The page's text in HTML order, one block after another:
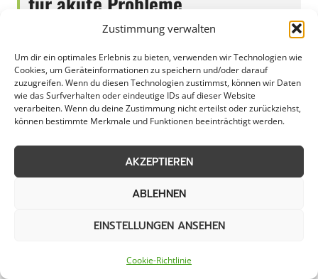
Zustimmung verwalten
Um dir ein optimales Erlebnis zu bieten, verwenden wir Technologien wie
Cookies, um Geräteinformationen zu speichern und/oder darauf
zuzugreifen. Wenn du diesen Technologien zustimmst, können wir Daten
wie das Surfverhalten oder eindeutige IDs auf dieser Website
verarbeiten. Wenn du deine Zustimmung nicht erteilst oder zurückziehst,
können bestimmte Merkmale und Funktionen beeinträchtigt werden.
AKZEPTIEREN
ABLEHNEN
EINSTELLUNGEN ANSEHEN
Cookie-Richtlinie
In Jever bietet der Notfallservice eine
zuverlässige Lösung für Unternehmen,
Gewerbetreibende, Kommunen und private
Haushalte. Egal ob es um dringende
Reparaturen, technische Probleme oder
unvorhergesehene Situationen geht, der
Notfallservice in Jever steht bereit, um schnell
Personal und modernster Ausrüstung werden